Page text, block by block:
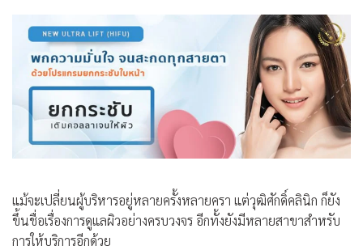
แม้จะเปลี่ยนผู้บริหารอยู่หลายครั้งหลายครา แต่วุฒิศักดิ์คลินิก ก็ยัง
ขึ้นชื่อเรื่องการดูแลผิวอย่างครบวงจร อีกทั้งยังมีหลายสาขาสำหรับ
การให้บริการอีกด้วย